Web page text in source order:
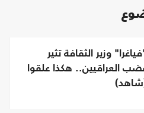
وزير الثقافة تثير
العراقيين.. هكذا علقوا